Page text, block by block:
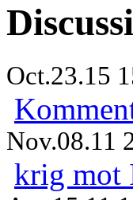
Oct.23.15
Nov.08.11
krig mot